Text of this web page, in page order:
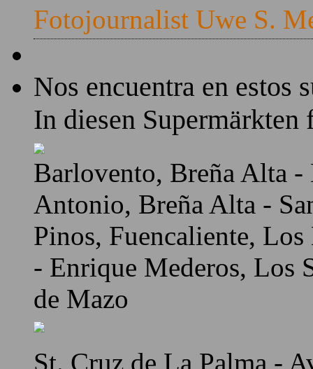
Fotojournalist Uwe S.
Nos encuentra en estos
In diesen Supermärkten
Barlovento, Breña Alta
Antonio, Breña Alta -
Pinos, Fuencaliente,
- Enrique Mederos, Los
de Mazo
St. Cruz de La Palma -